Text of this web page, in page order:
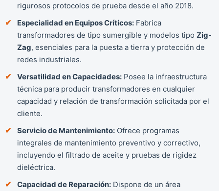
rigurosos protocolos de prueba desde el año 2018.
Especialidad en Equipos Críticos: Fabrica
transformadores de tipo sumergible y modelos tipo Zig-
Zag, esenciales para la puesta a tierra y protección de
redes industriales.
Versatilidad en Capacidades: Posee la infraestructura
técnica para producir transformadores en cualquier
capacidad y relación de transformación solicitada por el
cliente.
Servicio de Mantenimiento: Ofrece programas
integrales de mantenimiento preventivo y correctivo,
incluyendo el filtrado de aceite y pruebas de rigidez
dieléctrica.
Capacidad de Reparación: Dispone de un área